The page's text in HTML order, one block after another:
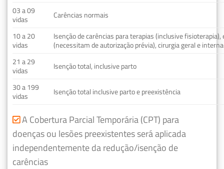
03 a 09
vidas
Carências normais
10 a 20
vidas
Isenção de carências para terapias (inclusive fisioterapia),
(necessitam de autorização prévia), cirurgia geral e
21 a 29
vidas
Isenção total, inclusive parto
30 a 199
vidas
Isenção total inclusive parto e preexistência
A Cobertura Parcial Temporária (CPT) para
doenças ou lesões preexistentes será aplicada
independentemente da redução/isenção de
carências